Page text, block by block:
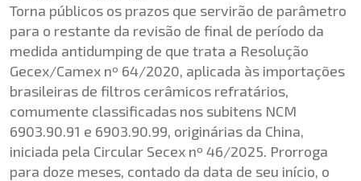
Torna públicos os prazos que servirão de parâmetro
para o restante da revisão de final de período da
medida antidumping de que trata a Resolução
Gecex/Camex nº 64/2020, aplicada às importações
brasileiras de filtros cerâmicos refratários,
comumente classificadas nos subitens NCM
6903.90.91 e 6903.90.99, originárias da China,
iniciada pela Circular Secex nº 46/2025. Prorroga
para doze meses, contado da data de seu início, o